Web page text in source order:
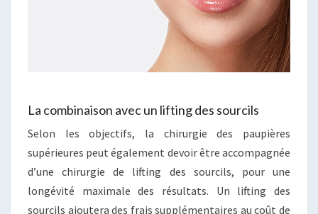
La combinaison avec un lifting des sourcils
Selon les objectifs, la chirurgie des paupières
supérieures peut également devoir être accompagnée
d’une chirurgie de lifting des sourcils, pour une
longévité maximale des résultats. Un lifting des
sourcils ajoutera des frais supplémentaires au coût de